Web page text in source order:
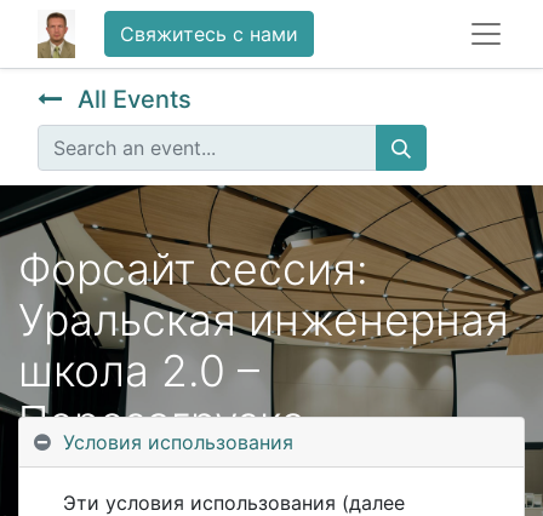
Свяжитесь с нами
All Events
Форсайт сессия:
Уральская инженерная
школа 2.0 –
Перезагрузка
Условия использования
Эти условия использования (далее